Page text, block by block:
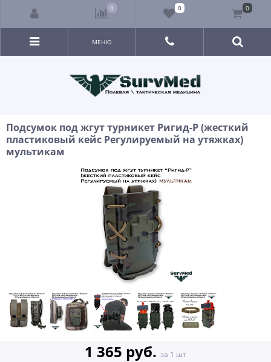
МЕНЮ
Подсумок под жгут турникет Ригид-Р (жесткий
пластиковый кейс Регулируемый на утяжках)
мультикам
1 365 руб. за 1 шт
0 0 0